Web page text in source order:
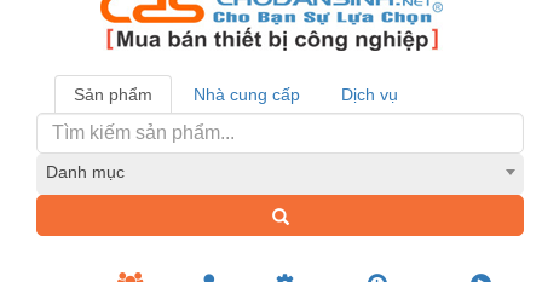
Sản phẩm Nhà cung cấp Dịch vụ
Danh mục